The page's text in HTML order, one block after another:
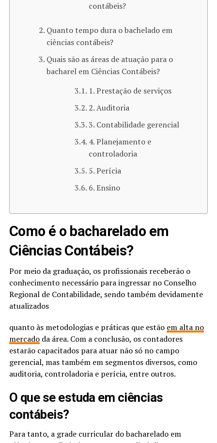
contábeis?
Quanto tempo dura o bachelado em
ciências contábeis?
Quais são as áreas de atuação para o
bacharel em Ciências Contábeis?
1. Prestação de serviços
2. Auditoria
3. Contabilidade gerencial
4. Planejamento e
controladoria
5. Perícia
6. Ensino
Como é o bacharelado em
Ciências Contábeis?
Por meio da graduação, os profissionais receberão o
conhecimento necessário para ingressar no Conselho
Regional de Contabilidade, sendo também devidamente
atualizados
quanto às metodologias e práticas que estão em alta no
mercadoda área. Com a conclusão, os contadores
estarão capacitados para atuar não só no campo
gerencial, mas também em segmentos diversos, como
auditoria, controladoria e perícia, entre outros.
O que se estuda em ciências
contábeis?
Para tanto, a grade curricular do bacharelado em